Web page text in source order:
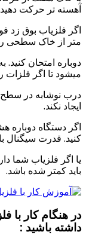
آهسته تر حرکت
متر از خاک سطحی
دوباره امتحان
میشود تا اگر فلزات
درب نوشابه در سطح
ایجاد نکند.
اگر دستگاه دوباره
کنید. قدرت سیگنال
یا اگر فلزیاب شما
باید کمتر شده باشد.
در هنگام کار با
داشته باشید :